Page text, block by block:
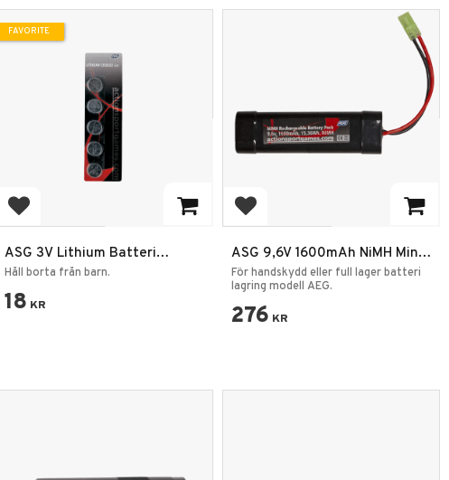
Add to favorites
ASG 3V Lithium Batteri
CR2032 5st
Håll borta från barn.
18 KR
FAVORITE
Add to favorites
ASG 9,6V 1600mAh NiMH Mini
Tamiya Batteri
För handskydd eller full lager batteri
lagring modell AEG.
276 KR